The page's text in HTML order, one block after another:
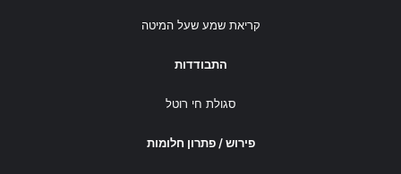
קריאת שמע שעל המיטה
התבודדות
סגולת חי רוטל
פירוש / פתרון חלומות